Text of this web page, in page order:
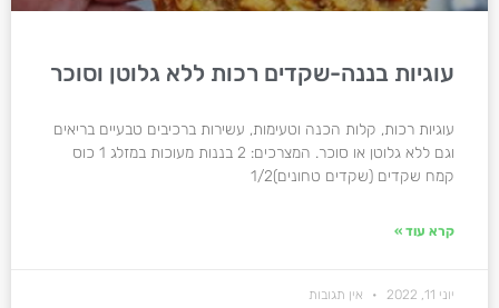
עוגיות בננה-שקדים רכות ללא גלוטן וסוכר
עוגיות רכות, קלות הכנה וטעימות, עשירות ברכיבים טבעיים בריאים
וגם ללא גלוטן או סוכר. המצרכים: 2 בננות מעוכות במזלג 1 כוס
קמח שקדים (שקדים טחונים)1/2
קרא עוד »
יוני 11, 2022 אין תגובות